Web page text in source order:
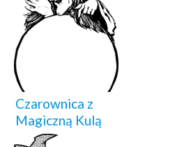
Czarownica z
Magiczną Kulą